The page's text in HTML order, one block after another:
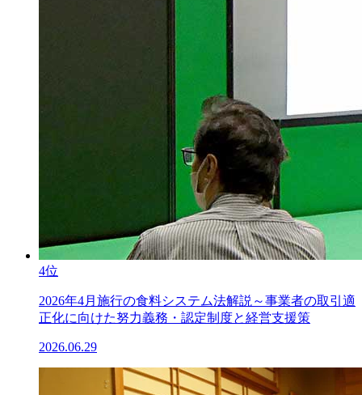
4位
2026年4月施行の食料システム法解説～事業者の取引適
正化に向けた努力義務・認定制度と経営支援策
2026.06.29